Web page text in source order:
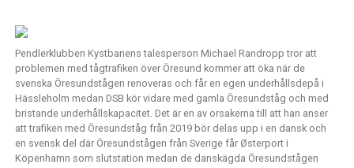
Pendlerklubben Kystbanens talesperson Michael Randropp tror att
problemen med tågtrafiken över Öresund kommer att öka när de
svenska Öresundstågen renoveras och får en egen underhållsdepå i
Hässleholm medan DSB kör vidare med gamla Öresundståg och med
bristande underhållskapacitet. Det är en av orsakerna till att han anser
att trafiken med Öresundståg från 2019 bör delas upp i en dansk och
en svensk del där Öresundstågen från Sverige får Østerport i
Köpenhamn som slutstation medan de danskägda Öresundstågen